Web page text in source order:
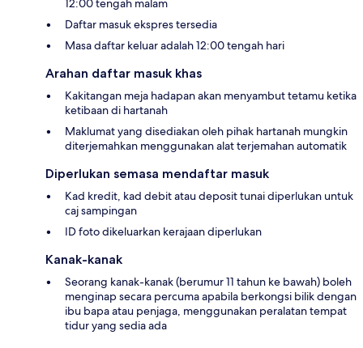
12:00 tengah malam
Daftar masuk ekspres tersedia
Masa daftar keluar adalah 12:00 tengah hari
Arahan daftar masuk khas
Kakitangan meja hadapan akan menyambut tetamu ketika
ketibaan di hartanah
Maklumat yang disediakan oleh pihak hartanah mungkin
diterjemahkan menggunakan alat terjemahan automatik
Diperlukan semasa mendaftar masuk
Kad kredit, kad debit atau deposit tunai diperlukan untuk
caj sampingan
ID foto dikeluarkan kerajaan diperlukan
Kanak-kanak
Seorang kanak-kanak (berumur 11 tahun ke bawah) boleh
menginap secara percuma apabila berkongsi bilik dengan
ibu bapa atau penjaga, menggunakan peralatan tempat
tidur yang sedia ada